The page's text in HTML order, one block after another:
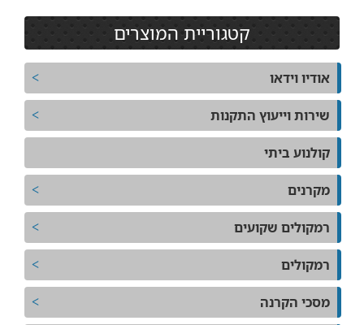
קטגוריית המוצרים
אודיו וידאו
שירות וייעוץ התקנות
קולנוע ביתי
מקרנים
רמקולים שקועים
רמקולים
מסכי הקרנה